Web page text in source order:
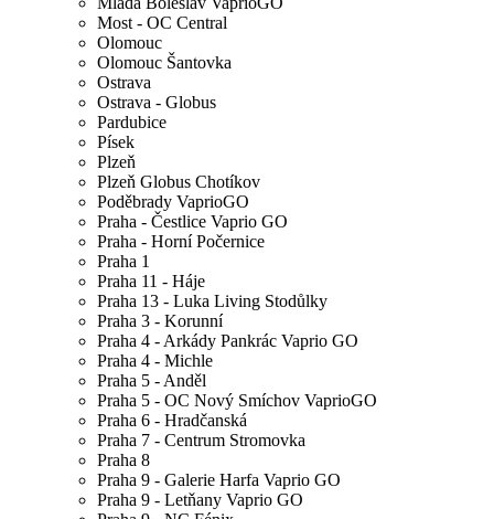
Most - OC Central
Olomouc
Olomouc Šantovka
Ostrava
Ostrava - Globus
Pardubice
Písek
Plzeň
Plzeň Globus Chotíkov
Poděbrady VaprioGO
Praha - Čestlice Vaprio GO
Praha - Horní Počernice
Praha 1
Praha 11 - Háje
Praha 13 - Luka Living Stodůlky
Praha 3 - Korunní
Praha 4 - Arkády Pankrác Vaprio GO
Praha 4 - Michle
Praha 5 - Anděl
Praha 5 - OC Nový Smíchov VaprioGO
Praha 6 - Hradčanská
Praha 7 - Centrum Stromovka
Praha 8
Praha 9 - Galerie Harfa Vaprio GO
Praha 9 - Letňany Vaprio GO